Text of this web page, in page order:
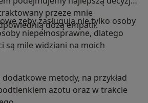
przeze mnie
dozą empatii.
zęby zasługują nie tylko osoby
niepełnosprawne, dlatego
są mile widziani na moich
metody, na przykład
azotu oraz w trakcie